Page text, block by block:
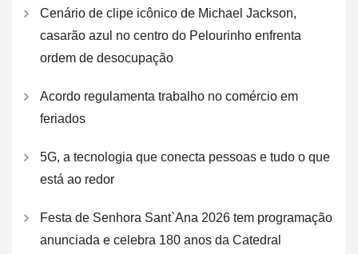
Cenário de clipe icônico de Michael Jackson,
casarão azul no centro do Pelourinho enfrenta
ordem de desocupação
Acordo regulamenta trabalho no comércio em
feriados
5G, a tecnologia que conecta pessoas e tudo o que
está ao redor
Festa de Senhora Sant`Ana 2026 tem programação
anunciada e celebra 180 anos da Catedral